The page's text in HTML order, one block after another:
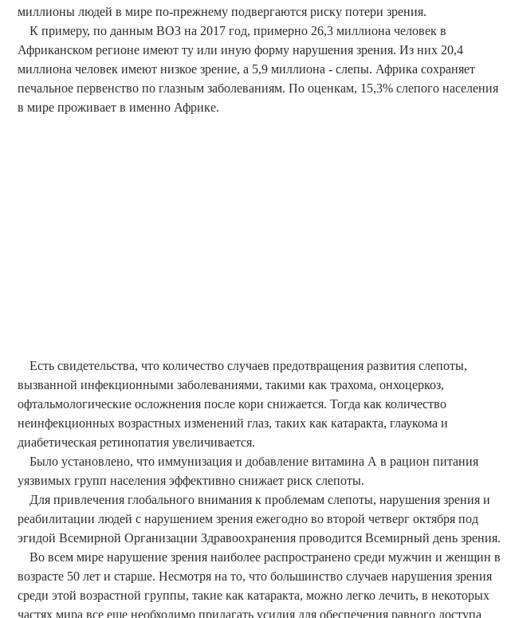
миллионы людей в мире по-прежнему подвергаются риску потери зрения.
К примеру, по данным ВОЗ на 2017 год, примерно 26,3 миллиона человек в
Африканском регионе имеют ту или иную форму нарушения зрения. Из них 20,4
миллиона человек имеют низкое зрение, а 5,9 миллиона - слепы. Африка сохраняет
печальное первенство по глазным заболеваниям. По оценкам, 15,3% слепого населения
в мире проживает в именно Африке.
Есть свидетельства, что количество случаев предотвращения развития слепоты,
вызванной инфекционными заболеваниями, такими как трахома, онхоцеркоз,
офтальмологические осложнения после кори снижается. Тогда как количество
неинфекционных возрастных изменений глаз, таких как катаракта, глаукома и
диабетическая ретинопатия увеличивается.
Было установлено, что иммунизация и добавление витамина А в рацион питания
уязвимых групп населения эффективно снижает риск слепоты.
Для привлечения глобального внимания к проблемам слепоты, нарушения зрения и
реабилитации людей с нарушением зрения ежегодно во второй четверг октября под
эгидой Всемирной Организации Здравоохранения проводится Всемирный день зрения.
Во всем мире нарушение зрения наиболее распространено среди мужчин и женщин в
возрасте 50 лет и старше. Несмотря на то, что большинство случаев нарушения зрения
среди этой возрастной группы, такие как катаракта, можно легко лечить, в некоторых
частях мира все еще необходимо прилагать усилия для обеспечения равного доступа